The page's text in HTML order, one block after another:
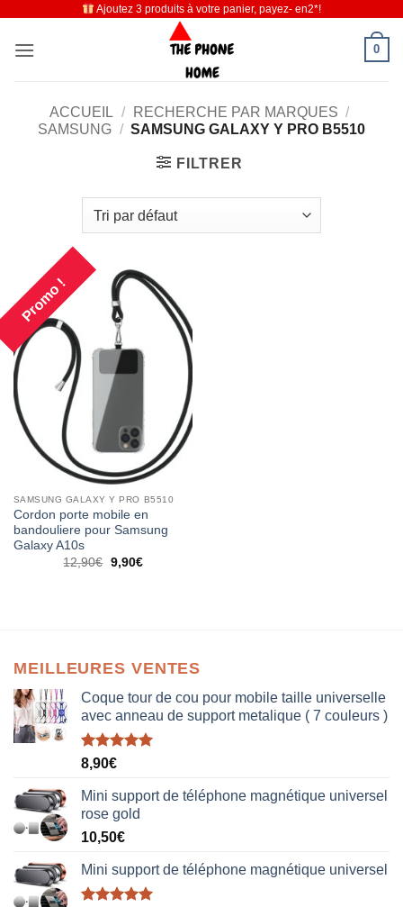
contenu
Ajoutez 3 produits à votre panier, payez- en2*!
0
ACCUEIL / RECHERCHE PAR MARQUES /
SAMSUNG / SAMSUNG GALAXY Y PRO B5510
FILTRER
Promo !
SAMSUNG GALAXY Y PRO B5510
Cordon porte mobile en
bandouliere pour Samsung
Galaxy A10s
12,90€ 9,90€
MEILLEURES VENTES
Coque tour de cou pour mobile taille universelle
avec anneau de support metalique ( 7 couleurs )
Note5.00
8,90€
Mini support de téléphone magnétique universel
rose gold
10,50€
Mini support de téléphone magnétique universel